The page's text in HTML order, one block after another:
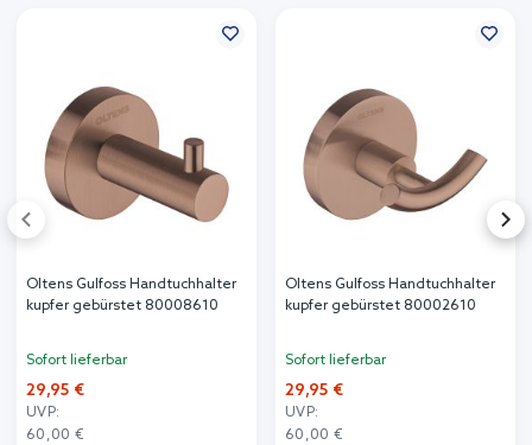
Oltens Gulfoss Handtuchhalter
kupfer gebürstet 80008610
Sofort lieferbar
29,95 €
UVP:
60,00 €
Oltens Gulfoss Handtuchhalter
kupfer gebürstet 80002610
Sofort lieferbar
29,95 €
UVP:
60,00 €